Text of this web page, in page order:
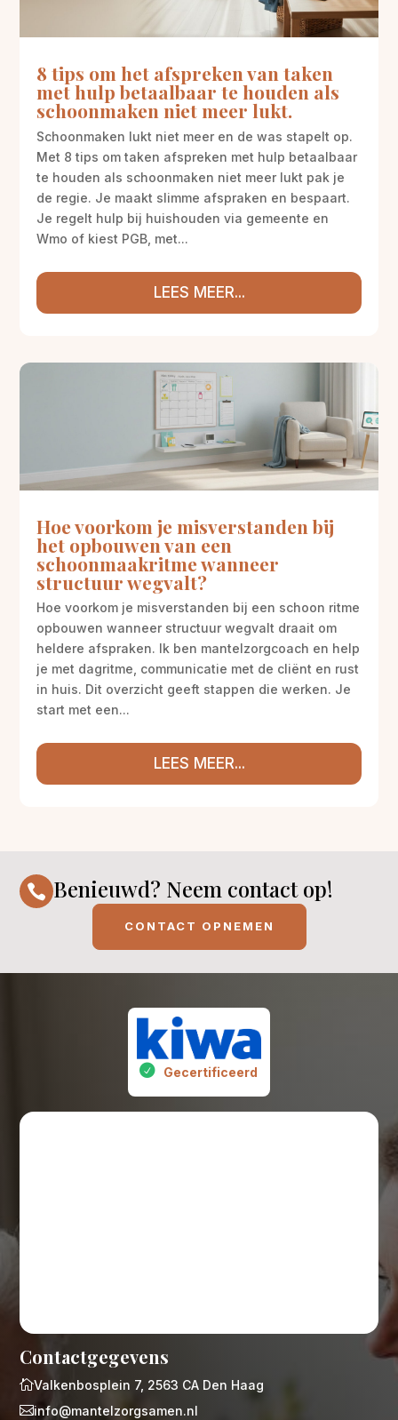
8 tips om het afspreken van taken
met hulp betaalbaar te houden als
schoonmaken niet meer lukt.
Schoonmaken lukt niet meer en de was stapelt op.
Met 8 tips om taken afspreken met hulp betaalbaar
te houden als schoonmaken niet meer lukt pak je
de regie. Je maakt slimme afspraken en bespaart.
Je regelt hulp bij huishouden via gemeente en
Wmo of kiest PGB, met...
LEES MEER...
Hoe voorkom je misverstanden bij
het opbouwen van een
schoonmaakritme wanneer
structuur wegvalt?
Hoe voorkom je misverstanden bij een schoon ritme
opbouwen wanneer structuur wegvalt draait om
heldere afspraken. Ik ben mantelzorgcoach en help
je met dagritme, communicatie met de cliënt en rust
in huis. Dit overzicht geeft stappen die werken. Je
start met een...
LEES MEER...
 Benieuwd? Neem contact op!
CONTACT OPNEMEN
Gecertificeerd
Contactgegevens
Valkenbosplein 7, 2563 CA Den Haag
info@mantelzorgsamen.nl